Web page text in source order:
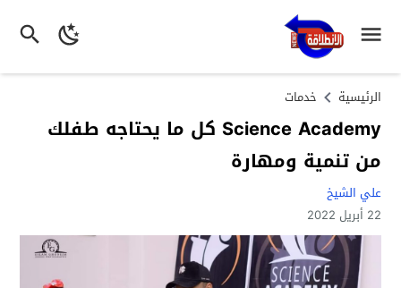
الرئيسية خدمات
Science Academy كل ما يحتاجه طفلك
من تنمية ومهارة
علي الشيخ
22 أبريل 2022